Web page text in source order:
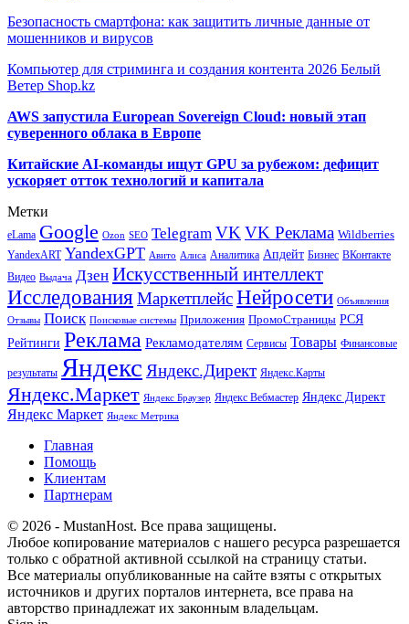
Безопасность смартфона: как защитить личные данные от
мошенников и вирусов
Компьютер для стриминга и создания контента 2026 Белый
Ветер Shop.kz
AWS запустила European Sovereign Cloud: новый этап
суверенного облака в Европе
Китайские AI-команды ищут GPU за рубежом: дефицит
ускоряет отток технологий и капитала
Метки
eLama Google Ozon SEO Telegram VKVK Реклама Wildberries
YandexART YandexGPT Авито Алиса Аналитика Апдейт Бизнес ВКонтакте
Видео Выдача Дзен Искусственный интеллект
Исследования МаркетплейсНейросети Объявления
Отзывы Поиск Поисковые системы Приложения ПромоСтраницы РСЯ
Рейтинги Реклама Рекламодателям Сервисы Товары Финансовые
результаты Яндекс Яндекс.Директ Яндекс.Карты
Яндекс.Маркет Яндекс Браузер Яндекс Вебмастер Яндекс Директ
Яндекс Маркет Яндекс Метрика
Главная
Помощь
Клиентам
Партнерам
© 2026 - MustanHost. Все права защищены.
Любое копирование материалов с нашего ресурса разрешается
только с обратной активной ссылкой на страницу статьи.
Все материалы опубликованные на сайте взяты с открытых
источников и других порталов интернета, все права на
авторство принадлежат их законным владельцам.